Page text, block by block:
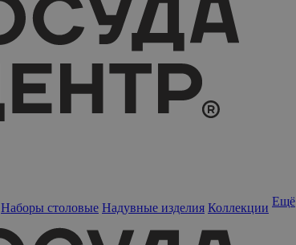
Наборы столовые Надувные изделия Коллекции Ещё